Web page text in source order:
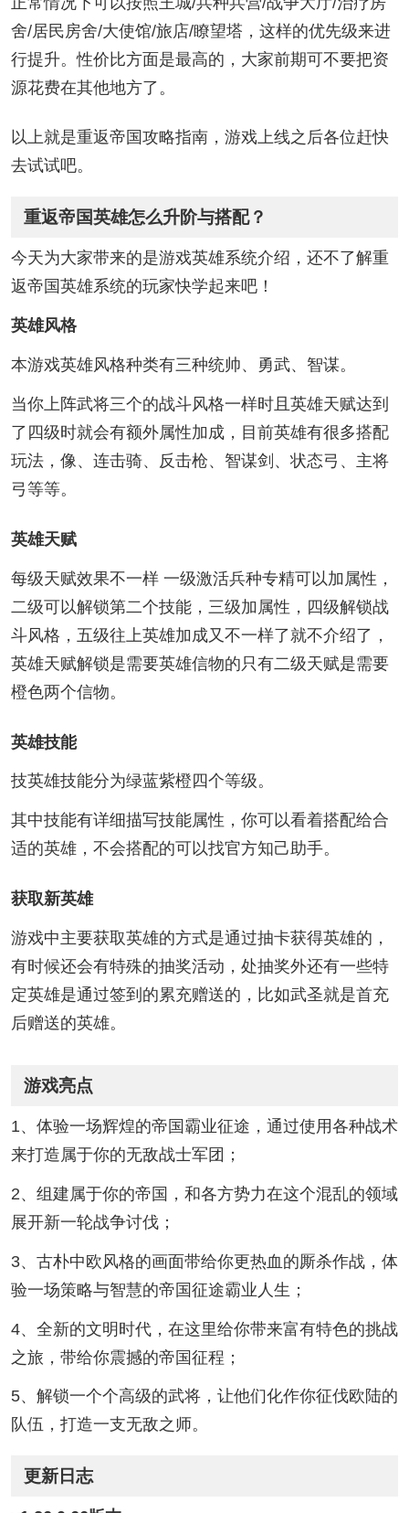
舍/居民房舍/大使馆/旅店/瞭望塔，这样的优先级来进
行提升。性价比方面是最高的，大家前期可不要把资
源花费在其他地方了。
以上就是重返帝国攻略指南，游戏上线之后各位赶快
去试试吧。
重返帝国英雄怎么升阶与搭配？
今天为大家带来的是游戏英雄系统介绍，还不了解重
返帝国英雄系统的玩家快学起来吧！
英雄风格
本游戏英雄风格种类有三种统帅、勇武、智谋。
当你上阵武将三个的战斗风格一样时且英雄天赋达到
了四级时就会有额外属性加成，目前英雄有很多搭配
玩法，像、连击骑、反击枪、智谋剑、状态弓、主将
弓等等。
英雄天赋
每级天赋效果不一样 一级激活兵种专精可以加属性，
二级可以解锁第二个技能，三级加属性，四级解锁战
斗风格，五级往上英雄加成又不一样了就不介绍了，
英雄天赋解锁是需要英雄信物的只有二级天赋是需要
橙色两个信物。
英雄技能
技英雄技能分为绿蓝紫橙四个等级。
其中技能有详细描写技能属性，你可以看着搭配给合
适的英雄，不会搭配的可以找官方知己助手。
获取新英雄
游戏中主要获取英雄的方式是通过抽卡获得英雄的，
有时候还会有特殊的抽奖活动，处抽奖外还有一些特
定英雄是通过签到的累充赠送的，比如武圣就是首充
后赠送的英雄。
游戏亮点
1、体验一场辉煌的帝国霸业征途，通过使用各种战术
来打造属于你的无敌战士军团；
2、组建属于你的帝国，和各方势力在这个混乱的领域
展开新一轮战争讨伐；
3、古朴中欧风格的画面带给你更热血的厮杀作战，体
验一场策略与智慧的帝国征途霸业人生；
4、全新的文明时代，在这里给你带来富有特色的挑战
之旅，带给你震撼的帝国征程；
5、解锁一个个高级的武将，让他们化作你征伐欧陆的
队伍，打造一支无敌之师。
更新日志